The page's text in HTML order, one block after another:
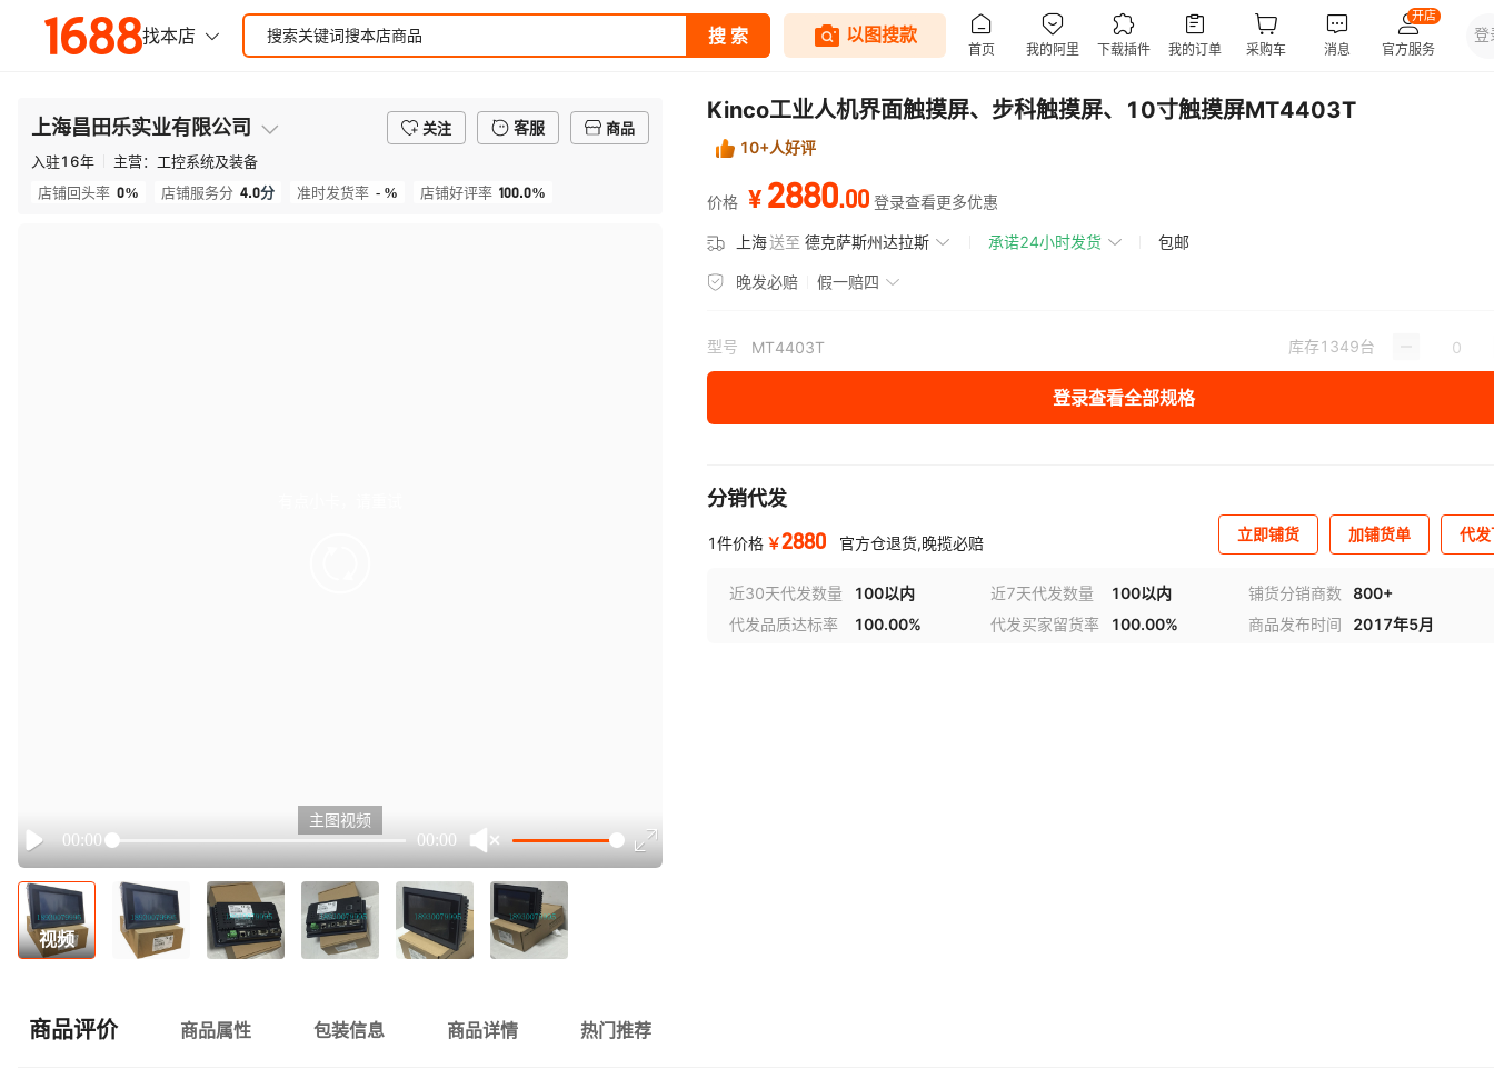
上海昌田乐实业有限公司 关注 客服
商品
入驻16年 主营： 工控系统及装备
店铺回头率 0% 店铺服务分 4.0分 准时发货率 - % 店铺好评率 100.0%
Play
00:00 00:00
主图视频
视频
Kinco工业人机界面触摸屏、步科触摸屏、10寸触摸屏MT4403T
10+人好评
价格 ¥ 2880.00 登录查看更多优惠
上海送至 德克萨斯州达拉斯 承诺24小时发货 包邮
晚发必赔 假一赔四
型号 MT4403T 库存1349台
登录查看全部规格
分销代发
1件价格 ￥2880 官方仓退货,晚揽必赔 立即铺货 加铺货单 代
近30天代发数量 100以内 近7天代发数量 100以内 铺货分销商数
800+
代发品质达标率
100.00% 代发买家留货率 100.00% 商品发布时间 2017年5月
商品评价 商品属性 包装信息 商品详情 热门推荐